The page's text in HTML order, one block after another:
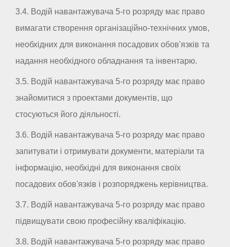
3.4. Водій навантажувача 5-го розряду має право
вимагати створення організаційно-технічних умов,
необхідних для виконання посадових обов'язків та
надання необхідного обладнання та інвентарю.
3.5. Водій навантажувача 5-го розряду має право
знайомитися з проектами документів, що
стосуються його діяльності.
3.6. Водій навантажувача 5-го розряду має право
запитувати і отримувати документи, матеріали та
інформацію, необхідні для виконання своїх
посадових обов'язків і розпоряджень керівництва.
3.7. Водій навантажувача 5-го розряду має право
підвищувати свою професійну кваліфікацію.
3.8. Водій навантажувача 5-го розряду має право